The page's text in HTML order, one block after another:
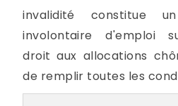
invalidité constitue
involontaire d'emploi
droit aux allocations
de remplir toutes les